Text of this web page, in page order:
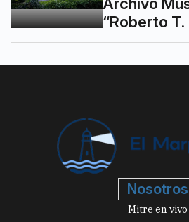
Archivo
“Roberto T.
Nosotros
Mitre en vivo